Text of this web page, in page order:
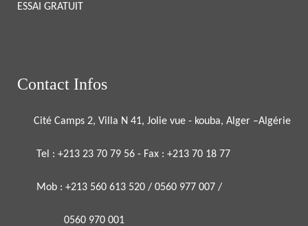
ESSAI GRATUIT
Contact Infos
Cité Camps 2, Villa N 41, Jolie vue - kouba, Alger –Algérie
Tel : +213 23 70 79 56 - Fax : +213 70 18 77
Mob : +213 560 613 520 / 0560 977 007 /
0560 970 001